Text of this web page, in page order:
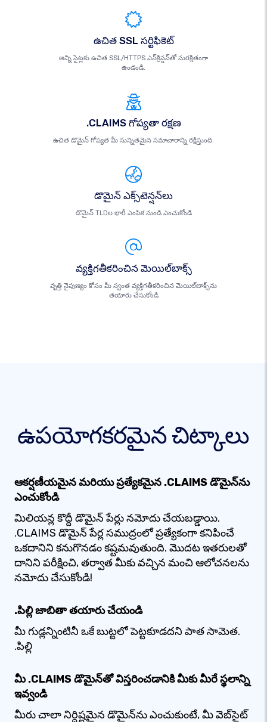
ఉచిత SSL సర్టిఫికెట్
అన్ని సైట్లకు ఉచిత SSL/HTTPS ఎన్‌క్రిప్షన్‌తో సురక్షితంగా
ఉండండి.
.CLAIMS గోప్యతా రక్షణ
ఉచిత డొమైన్ గోప్యత మీ సున్నితమైన సమాచారాన్ని రక్షిస్తుంది.
డొమైన్ ఎక్స్‌టెన్షన్‌లు
డొమైన్ TLDల భారీ ఎంపిక నుండి ఎంచుకోండి
వ్యక్తిగతీకరించిన మెయిల్‌బాక్స్
వృత్తి నైపుణ్యం కోసం మీ స్వంత వ్యక్తిగతీకరించిన మెయిల్‌బాక్స్‌ను
తయారు చేసుకోండి
ఉపయోగకరమైన చిట్కాలు
ఆకర్షణీయమైన మరియు ప్రత్యేకమైన .CLAIMS డొమైన్‌ను
ఎంచుకోండి
మిలియన్ల కొద్దీ డొమైన్ పేర్లు నమోదు చేయబడ్డాయి.
.CLAIMS డొమైన్ పేర్ల సముద్రంలో ప్రత్యేకంగా కనిపించే
ఒకదానిని కనుగొనడం కష్టమవుతుంది. మొదట ఇతరులతో
దానిని పరీక్షించి, తర్వాత మీకు వచ్చిన మంచి ఆలోచనలను
నమోదు చేసుకోండి!
.పిల్లి జాబితా తయారు చేయండి
మీ గుడ్లన్నింటినీ ఒకే బుట్టలో పెట్టకూడదని పాత సామెత.
.పిల్లి
మీ .CLAIMS డొమైన్‌తో విస్తరించడానికి మీకు మీరే స్థలాన్ని
ఇవ్వండి
మీరు చాలా నిర్దిష్టమైన డొమైన్‌ను ఎంచుకుంటే, మీ వెబ్‌సైట్